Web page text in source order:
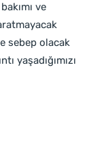
ve
sebep olacak
yaşadığımızı